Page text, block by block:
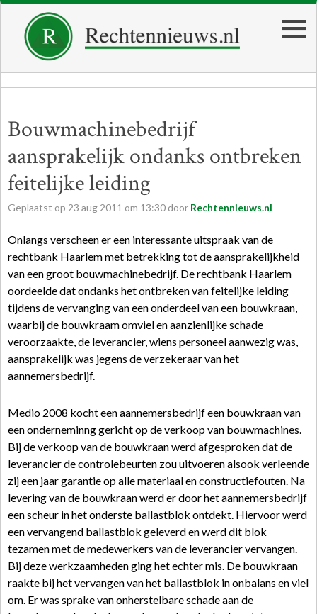
Bouwmachinebedrijf
aansprakelijk ondanks ontbreken
feitelijke leiding
Geplaatst op 23 aug 2011 om 13:30 door Rechtennieuws.nl
Onlangs verscheen er een interessante uitspraak van de
rechtbank Haarlem met betrekking tot de aansprakelijkheid
van een groot bouwmachinebedrijf. De rechtbank Haarlem
oordeelde dat ondanks het ontbreken van feitelijke leiding
tijdens de vervanging van een onderdeel van een bouwkraan,
waarbij de bouwkraam omviel en aanzienlijke schade
veroorzaakte, de leverancier, wiens personeel aanwezig was,
aansprakelijk was jegens de verzekeraar van het
aannemersbedrijf.
Medio 2008 kocht een aannemersbedrijf een bouwkraan van
een onderneminng gericht op de verkoop van bouwmachines.
Bij de verkoop van de bouwkraan werd afgesproken dat de
leverancier de controlebeurten zou uitvoeren alsook verleende
zij een jaar garantie op alle materiaal en constructiefouten. Na
levering van de bouwkraan werd er door het aannemersbedrijf
een scheur in het onderste ballastblok ontdekt. Hiervoor werd
een vervangend ballastblok geleverd en werd dit blok
tezamen met de medewerkers van de leverancier vervangen.
Bij deze werkzaamheden ging het echter mis. De bouwkraan
raakte bij het vervangen van het ballastblok in onbalans en viel
om. Er was sprake van onherstelbare schade aan de